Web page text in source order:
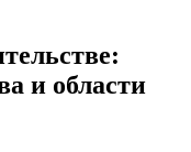
и области